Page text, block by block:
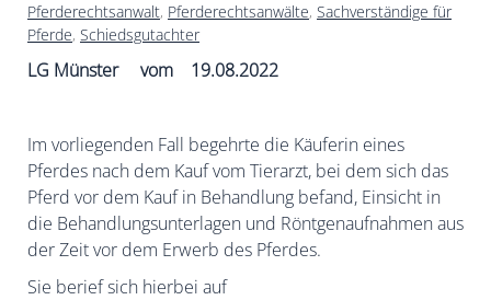
Pferderechtsanwalt, Pferderechtsanwälte, Sachverständige für
Pferde, Schiedsgutachter
LG Münster vom 19.08.2022
Im vorliegenden Fall begehrte die Käuferin eines
Pferdes nach dem Kauf vom Tierarzt, bei dem sich das
Pferd vor dem Kauf in Behandlung befand, Einsicht in
die Behandlungsunterlagen und Röntgenaufnahmen aus
der Zeit vor dem Erwerb des Pferdes.
Sie berief sich hierbei auf